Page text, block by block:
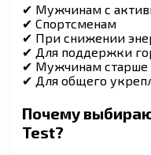
✔ Мужчинам с
✔ Спортсменам
✔ При снижении
✔ Для поддержки
✔ Мужчинам старше
✔ Для общего
Почему
Test?